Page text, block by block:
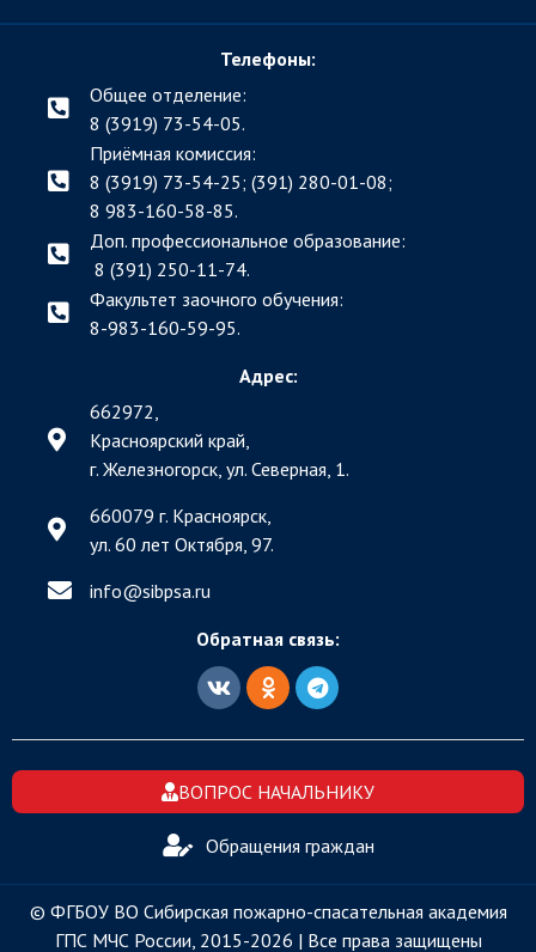
Телефоны:
Общее отделение:
8 (3919) 73-54-05.
Приёмная комиссия:
8 (3919) 73-54-25; (391) 280-01-08;
8 983-160-58-85.
Доп. профессиональное образование:
8 (391) 250-11-74.
Факультет заочного обучения:
8-983-160-59-95.
Адрес:
662972,
Красноярский край,
г. Железногорск, ул. Северная, 1.
660079 г. Красноярск,
ул. 60 лет Октября, 97.
info@sibpsa.ru
Обратная связь:
ВОПРОС НАЧАЛЬНИКУ
Обращения граждан
© ФГБОУ ВО Сибирская пожарно-спасательная академия
ГПС МЧС России, 2015-2026 | Все права защищены